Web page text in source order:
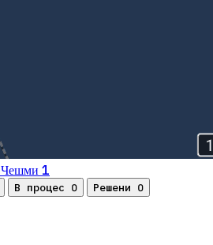
Чешми 1
В процес 0 Решени 0